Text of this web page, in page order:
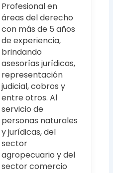
Profesional en
áreas del derecho
con más de 5 años
de experiencia,
brindando
asesorías jurídicas,
representación
judicial, cobros y
entre otros. Al
servicio de
personas naturales
y jurídicas, del
sector
agropecuario y del
sector comercio